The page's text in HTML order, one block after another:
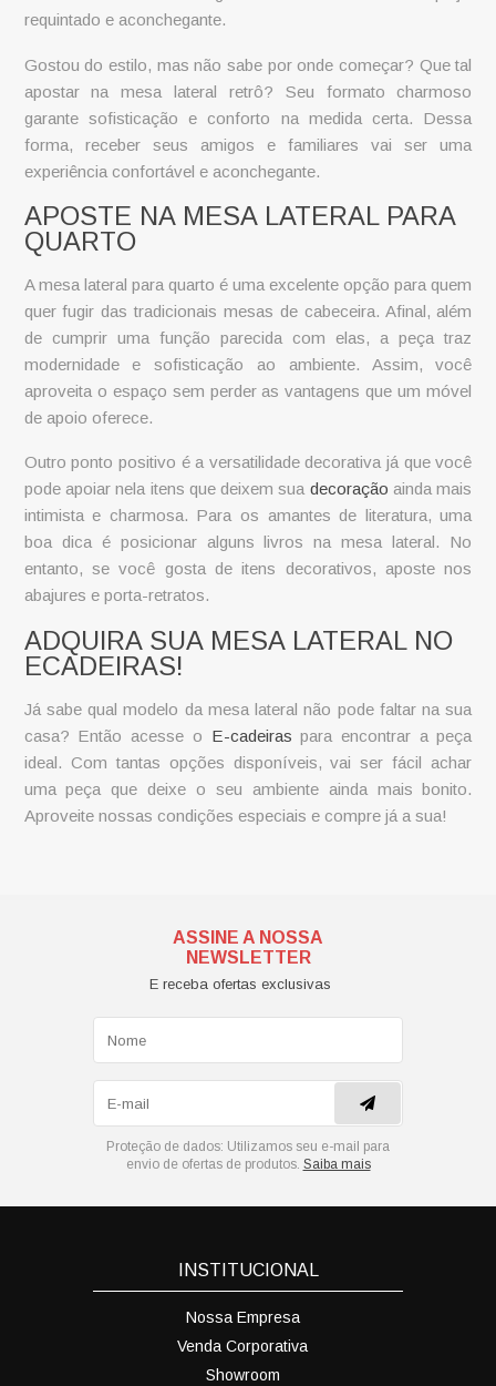
requintado e aconchegante.
Gostou do estilo, mas não sabe por onde começar? Que tal
apostar namesa lateral retrô? Seu formato charmoso
garante sofisticação e conforto na medida certa. Dessa
forma, receber seus amigos e familiares vai ser uma
experiência confortável e aconchegante.
APOSTE NA MESA LATERAL PARA
QUARTO
Amesa lateral para quarto é uma excelente opção para quem
quer fugir das tradicionais mesas de cabeceira. Afinal, além
de cumprir uma função parecida com elas, a peça traz
modernidade e sofisticação ao ambiente. Assim, você
aproveita o espaço sem perder as vantagens que um móvel
de apoio oferece.
Outro ponto positivo é a versatilidade decorativa já que você
pode apoiar nela itens que deixem sua decoração ainda mais
intimista e charmosa. Para os amantes de literatura, uma
boa dica é posicionar alguns livros na mesa lateral. No
entanto, se você gosta de itens decorativos, aposte nos
abajures e porta-retratos.
ADQUIRA SUA MESA LATERAL NO
ECADEIRAS!
Já sabe qual modelo da mesa lateral não pode faltar na sua
casa? Então acesse o E-cadeiras para encontrar a peça
ideal. Com tantas opções disponíveis, vai ser fácil achar
uma peça que deixe o seu ambiente ainda mais bonito.
Aproveite nossas condições especiais e compre já a sua!
ASSINE A NOSSA
NEWSLETTER
E receba ofertas exclusivas
Proteção de dados: Utilizamos seu e-mail para
envio de ofertas de produtos. Saiba mais
INSTITUCIONAL
Nossa Empresa
Venda Corporativa
Showroom